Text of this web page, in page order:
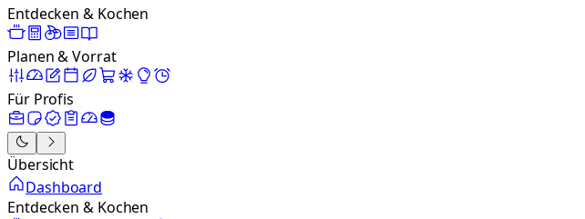
Entdecken & Kochen
Planen & Vorrat
Für Profis
Übersicht
Dashboard
Entdecken & Kochen